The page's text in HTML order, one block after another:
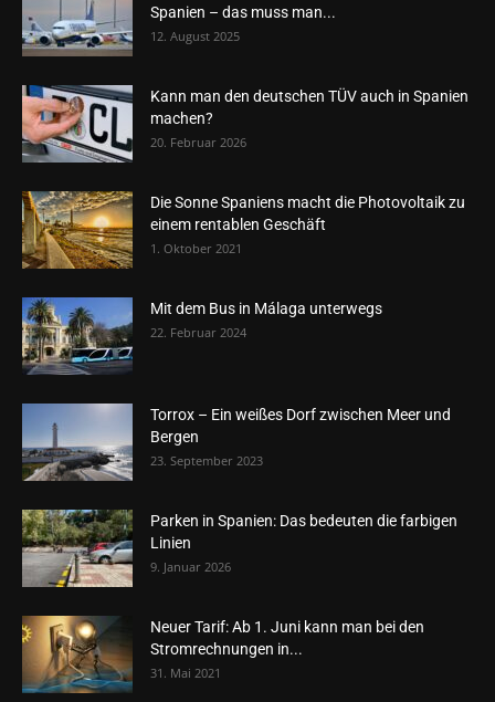
Spanien – das muss man...
12. August 2025
Kann man den deutschen TÜV auch in Spanien
machen?
20. Februar 2026
Die Sonne Spaniens macht die Photovoltaik zu
einem rentablen Geschäft
1. Oktober 2021
Mit dem Bus in Málaga unterwegs
22. Februar 2024
Torrox – Ein weißes Dorf zwischen Meer und
Bergen
23. September 2023
Parken in Spanien: Das bedeuten die farbigen
Linien
9. Januar 2026
Neuer Tarif: Ab 1. Juni kann man bei den
Stromrechnungen in...
31. Mai 2021